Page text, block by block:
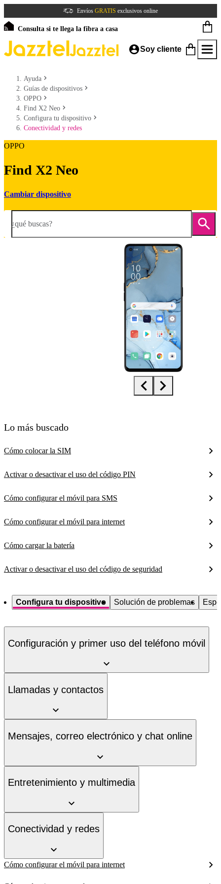
Envíos GRATIS exclusivos online
Consulta si te llega la fibra a casa
Soy cliente
Ayuda
Guías de dispositivos
OPPO
Find X2 Neo
Configura tu dispositivo
Conectividad y redes
OPPO
Find X2 Neo
Cambiar dispositivo
¿qué buscas?
Lo más buscado
Cómo colocar la SIM
Activar o desactivar el uso del código PIN
Cómo configurar el móvil para SMS
Cómo configurar el móvil para internet
Cómo cargar la batería
Activar o desactivar el uso del código de seguridad
Configura tu dispositivo Solución de problemas
Configuración y primer uso del teléfono móvil
Llamadas y contactos
Mensajes, correo electrónico y chat online
Entretenimiento y multimedia
Conectividad y redes
Cómo configurar el móvil para internet